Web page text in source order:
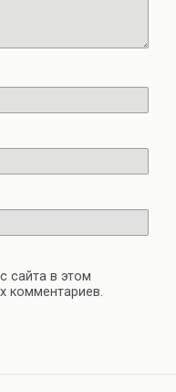
сайта в этом
комментариев.